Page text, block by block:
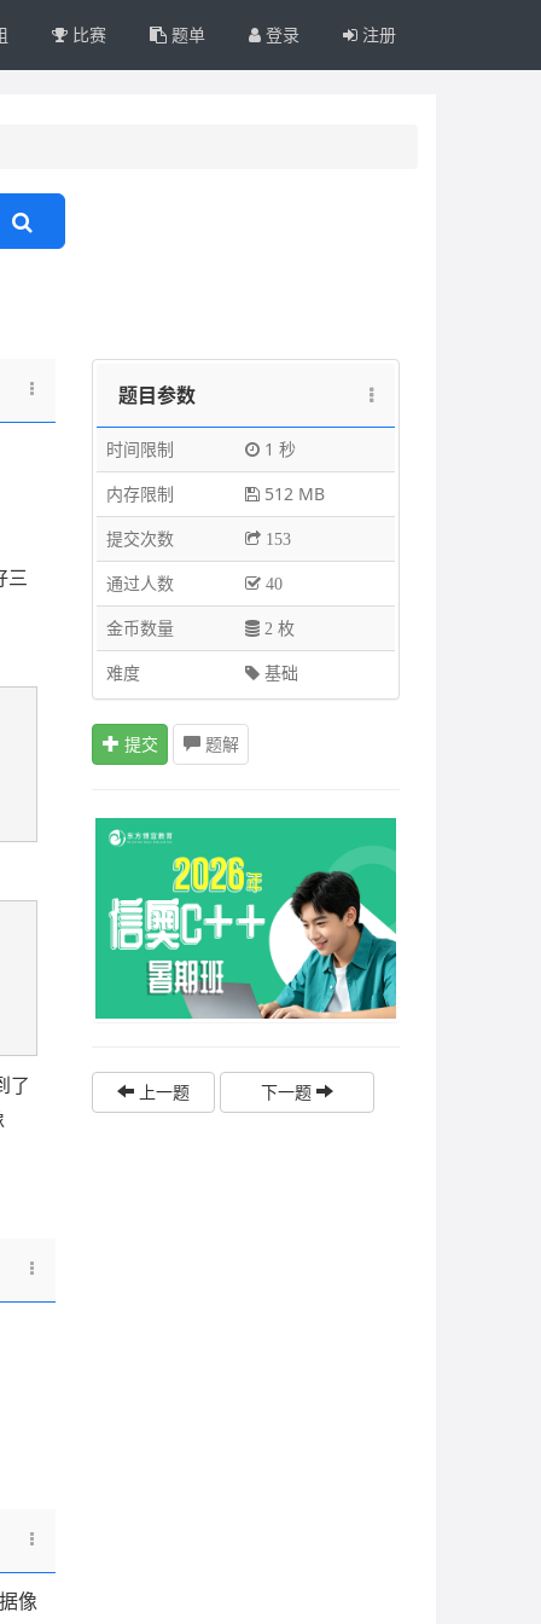
比赛 题单 登录 注册
三
了
像
题目参数
时间限制
1 秒
内存限制
512 MB
提交次数
153
通过人数 40
金币数量 2 枚
难度 基础
提交 题解
上一题 下一题